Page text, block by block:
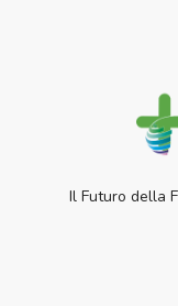
Il Futuro della